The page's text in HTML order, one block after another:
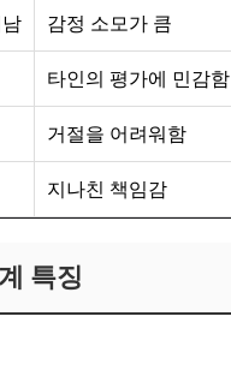
감정 소모가 큼
타인의 평가에 민감함
거절을 어려워함
지나친 책임감
특징